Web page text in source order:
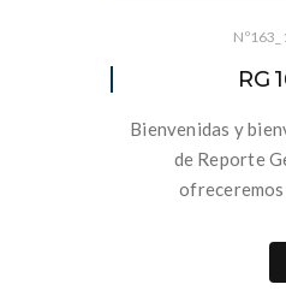
RG
Bienvenidas y
de Reporte